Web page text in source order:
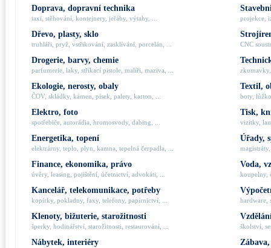
Doprava, dopravní technika
taxi, stěhování, kontejnery, jeřáby, výtahy, ...
Dřevo, plasty, sklo
truhláři, pryž, vstřikování, zasklívání, porcelán, ...
Drogerie, barvy, chemie
parfumerie, laky, stříkací pistole, malíři, maziva, ...
Ekologie, nerosty, obaly
ČOV, skládky, kámen, písek, palety, karton, ...
Elektro, foto
spotřebiče, autorádia, hromosvody, dabing, ...
Energetika, topení
elektrárny, teplo, plyn, kamna, tepelná čerpadla, ...
Finance, ekonomika, právo
úvěry, leasing, pojištění, účetnictví, advokáti, ...
Kancelář, telekomunikace, potřeby
kopírky, pokladny, faxy, telefony, papírnictví, ...
Klenoty, bižuterie, starožitnosti
šperky, hodinářství, starožitnosti, restaurování, ...
Nábytek, interiéry
projekce,
CNC
Textil,
boty,
Tisk,
vizitky,
Úřady,
Voda,
koupelny,
hardware,
školství,